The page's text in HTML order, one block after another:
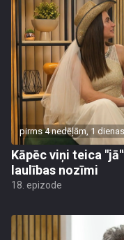
pirms 4 nedēļām, 1 dienas
Kāpēc viņi teica
laulības nozīmi
18. epizode